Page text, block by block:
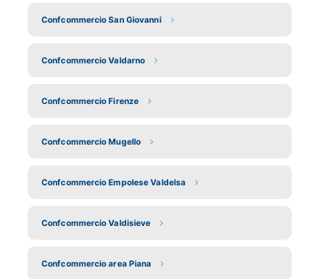
Confcommercio San Giovanni
Confcommercio Valdarno
Confcommercio Firenze
Confcommercio Mugello
Confcommercio Empolese Valdelsa
Confcommercio Valdisieve
Confcommercio area Piana